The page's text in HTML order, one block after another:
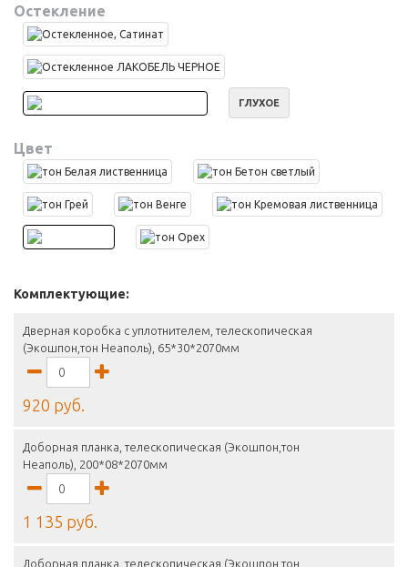
Остекление
ГЛУХОЕ
Цвет
Комплектующие:
Дверная коробка с уплотнителем, телескопическая
(Экошпон,тон Неаполь), 65*30*2070мм
920 руб.
Доборная планка, телескопическая (Экошпон,тон
Неаполь), 200*08*2070мм
1 135 руб.
Доборная планка, телескопическая (Экошпон,тон